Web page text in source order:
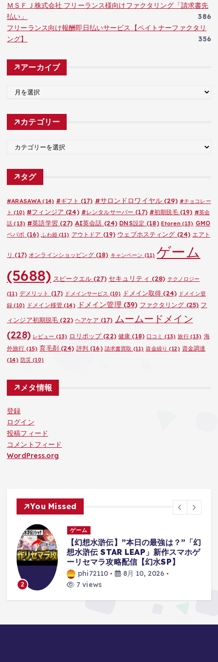
ＭＳＦＪ株式会社 フリーランス様向けファクタリング「請求書先
払い」
386
フリーランス向け報酬即日払いサービス【ペイトナーファクタリ
ング】
356
アーカイブ
カ
カテゴリー
ゴ
タグ
#ARASAWA (14) #ギフト (17) #サロンドロワイヤル(29) #チョコレー
ト (10) #フィンジア (24) #レンタルサーバー (17) #初期脱毛(19) #英会
話 (13) #英語学習 (27) AI英会話 (24) DNS設定 (18) Etoren(13) GMO
ペパボ (16) ふわ姫(11) アウトドア (19) ウェブホスティング (24) エアト
リ (17) オンラインショッピング(18) キャンペーン (11) ゲーム
(5688) スピークエル(27) セキュリティ (28) テクノロジー
(11) デメリット (17) ドメインサービス (10) ドメイン取得 (24) ドメイン登
録 (10) ドメイン移管(14) ドメイン管理 (39) ファクタリング (25) フ
ィンジア初期脱毛 (22) ヘアケア (17) ムームードメイン
(228) レビュー (13) ロリポップ(22) 健康 (18) 口コミ (13) 旅行(13) 海
外旅行 (15) 育毛剤(24) 評判 (16) 請求書買取 (11) 資金繰り (12) 資金調達
(14) 防災 (10)
メタ情報
登録
ログイン
投稿フィード
コメントフィード
WordPress.org
You Missed
3
ゲーム
僕はおそらくボディーガードを解雇さ
れます【Mr.President】#ゲーム実
況
phi72110
8月 10, 2026
12 views